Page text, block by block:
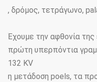
, δρόμος, τετράγωνο,
Έχουμε την αφθονία
πρώτη υπερπόντια
132 KV
η μετάδοση poels, τα